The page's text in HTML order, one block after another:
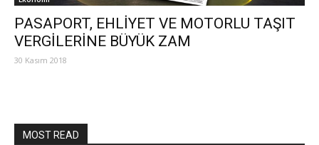
PASAPORT, EHLİYET VE MOTORLU TAŞIT
VERGİLERİNE BÜYÜK ZAM
30 Kasım 2018
MOST READ